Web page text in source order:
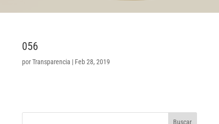
056
porTransparencia | Feb 28, 2019